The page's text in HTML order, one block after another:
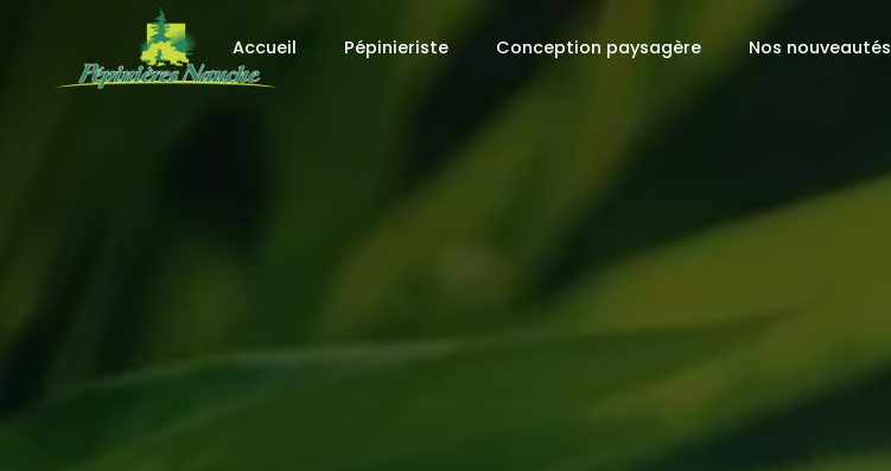
Accueil Pépinieriste Conception paysagère Nos nouveautés
Panneau de gestion des cookies